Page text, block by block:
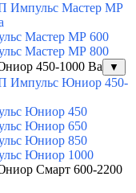
Импульс Мастер МР
Мастер МР 600
Мастер МР 800
450-1000 Ва
▼
Импульс Юниор 450-
Юниор 450
Юниор 650
Юниор 850
Юниор 1000
Смарт 600-2200